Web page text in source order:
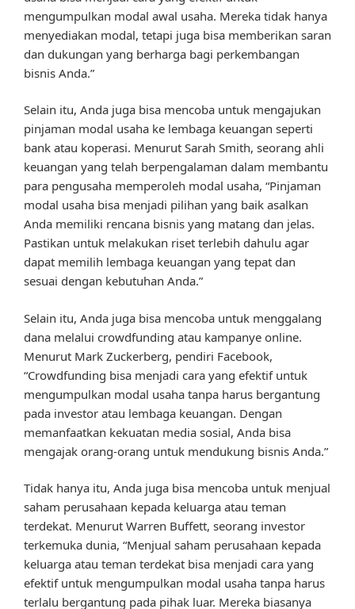
mengumpulkan modal awal usaha. Mereka tidak hanya
menyediakan modal, tetapi juga bisa memberikan saran
dan dukungan yang berharga bagi perkembangan
bisnis Anda.”
Selain itu, Anda juga bisa mencoba untuk mengajukan
pinjaman modal usaha ke lembaga keuangan seperti
bank atau koperasi. Menurut Sarah Smith, seorang ahli
keuangan yang telah berpengalaman dalam membantu
para pengusaha memperoleh modal usaha, “Pinjaman
modal usaha bisa menjadi pilihan yang baik asalkan
Anda memiliki rencana bisnis yang matang dan jelas.
Pastikan untuk melakukan riset terlebih dahulu agar
dapat memilih lembaga keuangan yang tepat dan
sesuai dengan kebutuhan Anda.”
Selain itu, Anda juga bisa mencoba untuk menggalang
dana melalui crowdfunding atau kampanye online.
Menurut Mark Zuckerberg, pendiri Facebook,
“Crowdfunding bisa menjadi cara yang efektif untuk
mengumpulkan modal usaha tanpa harus bergantung
pada investor atau lembaga keuangan. Dengan
memanfaatkan kekuatan media sosial, Anda bisa
mengajak orang-orang untuk mendukung bisnis Anda.”
Tidak hanya itu, Anda juga bisa mencoba untuk menjual
saham perusahaan kepada keluarga atau teman
terdekat. Menurut Warren Buffett, seorang investor
terkemuka dunia, “Menjual saham perusahaan kepada
keluarga atau teman terdekat bisa menjadi cara yang
efektif untuk mengumpulkan modal usaha tanpa harus
terlalu bergantung pada pihak luar. Mereka biasanya